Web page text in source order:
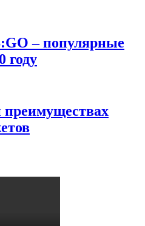
– популярные
году
преимуществах